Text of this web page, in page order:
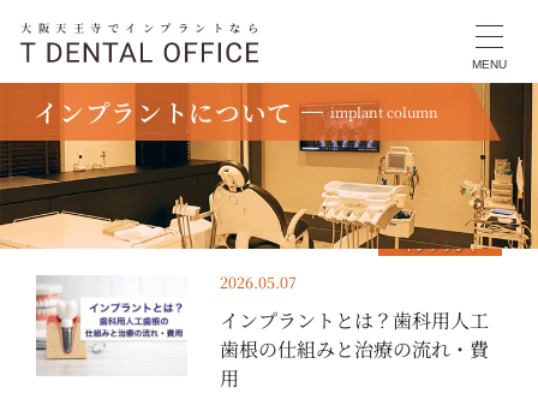
大阪天王寺でインプラントなら
MENU
インプラントについて implant column
TOP インプラント
2026.05.07
インプラントとは？歯科用人工
歯根の仕組みと治療の流れ・費
用
インプラント